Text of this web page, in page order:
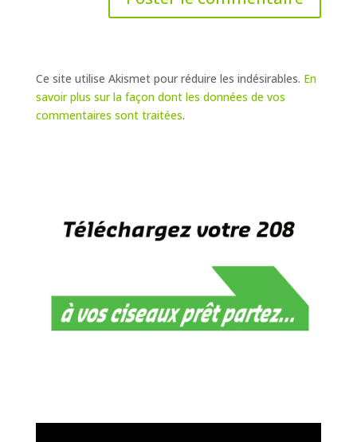
Ce site utilise Akismet pour réduire les indésirables. En
savoir plus sur la façon dont les données de vos
commentaires sont traitées.